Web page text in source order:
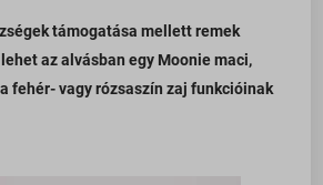
támogatása mellett remek
az alvásban egy Moonie maci,
fehér- vagy rózsaszín zaj funkcióinak